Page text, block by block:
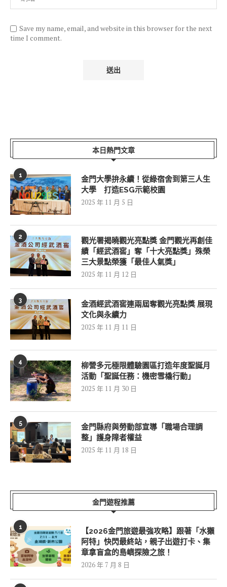
Save my name, email, and website in this browser for the next
time I comment.
本日熱門文章
1
金門大學拚永續！從綠宿舍到第三人生
大學 打造ESG示範校園
2025 年 11 月 5 日
2
觀光署揭曉觀光亮點獎 金門觀光再創佳
績「經武酒窖」奪「十大亮點獎」殊榮
三大景點榮獲「最佳人氣獎」
2025 年 11 月 12 日
3
金酒經武酒窖連兩屆奪觀光亮點獎 展現
文化與永續力
2025 年 11 月 11 日
4
柳營多元極限體驗園區打造年度聖誕月
活動「聖誕任務：機密雪橇行動」
2025 年 11 月 30 日
5
金門縣府與勞動部宣導「職場合理調
整」護身障者權益
2025 年 11 月 18 日
金門遊程推薦
1
【2026金門旅遊最強攻略】跟著「水獺
阿特」快閃最終站，親子出遊打卡、集
章拿盲盒的島嶼探險之旅！
2026 年 7 月 8 日